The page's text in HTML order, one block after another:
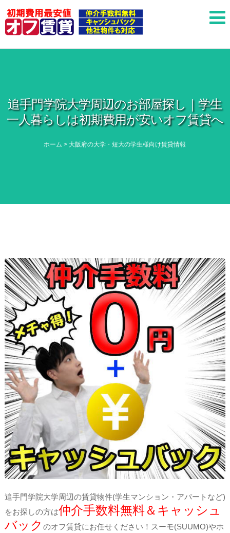
追手門学院大学周辺のお部屋探し｜学生
一人暮らしは初期費用が安いオフ賃貸へ
ホーム > 大阪府の大学・短大の学生様向け賃貸情報
追手門学院大学周辺の賃貸物件(学生マンション・アパートなど)
をお探しの方は仲介手数料無料＆キャッシュ
バック のオフ賃貸にお任せください！スーモ(SUUMO)やホ